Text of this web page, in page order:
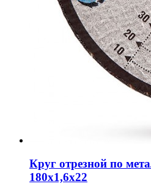
Круг отрезной по
180х1,6х22